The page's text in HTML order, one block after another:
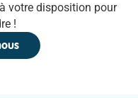
votre disposition pour
!